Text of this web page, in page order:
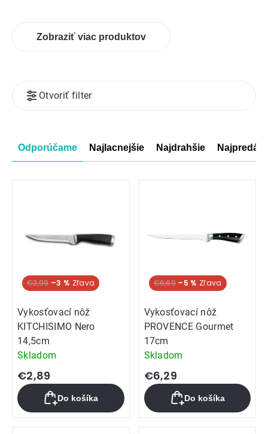
Zobraziť viac produktov
Radenie
produktov
Odporúčame Najlacnejšie Najdrahšie
Otvoriť filter
Výpis
€2,99 –3 %
Vykosťovací nôž
KITCHISIMO Nero
14,5cm
Skladom
€2,89
Do košíka
€6,69 –5 %
Vykosťovací nôž
PROVENCE Gourmet
17cm
Skladom
€6,29
Do košíka